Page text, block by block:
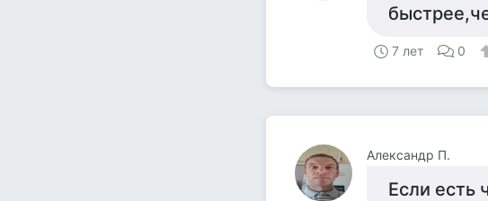
7 лет 0
Александр П.
Если есть